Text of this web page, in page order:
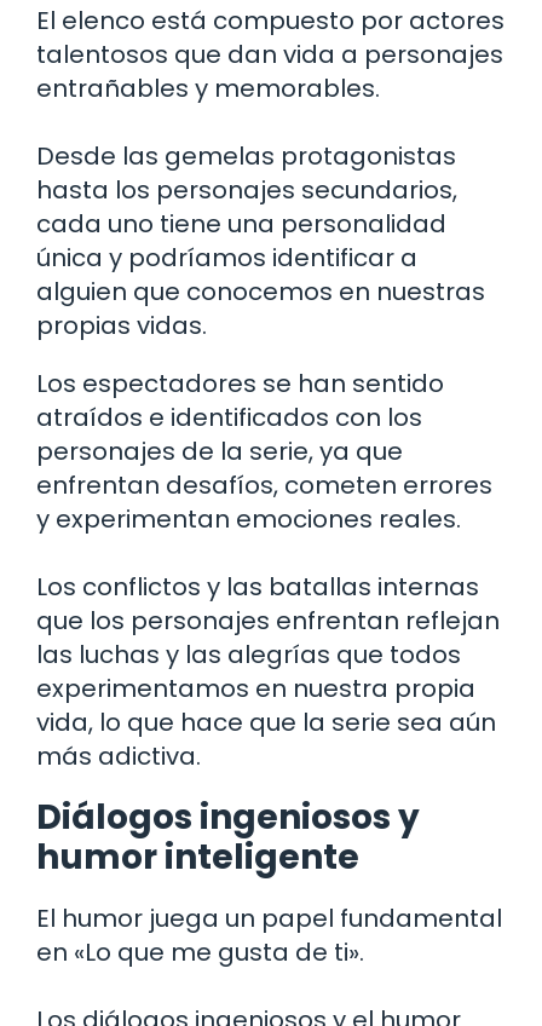
El elenco está compuesto por actores
talentosos que dan vida a personajes
entrañables y memorables.
Desde las gemelas protagonistas
hasta los personajes secundarios,
cada uno tiene una personalidad
única y podríamos identificar a
alguien que conocemos en nuestras
propias vidas.
Los espectadores se han sentido
atraídos e identificados con los
personajes de la serie, ya que
enfrentan desafíos, cometen errores
y experimentan emociones reales.
Los conflictos y las batallas internas
que los personajes enfrentan reflejan
las luchas y las alegrías que todos
experimentamos en nuestra propia
vida, lo que hace que la serie sea aún
más adictiva.
Diálogos ingeniosos y
humor inteligente
El humor juega un papel fundamental
en «Lo que me gusta de ti».